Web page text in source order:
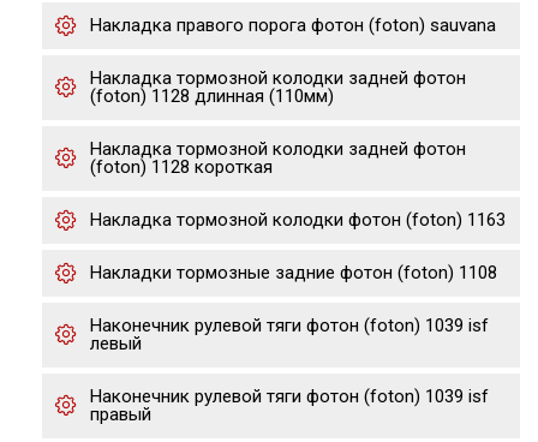
Накладка правого порога фотон (foton) sauvana
Накладка тормозной колодки задней фотон
(foton) 1128 длинная (110мм)
Накладка тормозной колодки задней фотон
(foton) 1128 короткая
Накладка тормозной колодки фотон (foton) 1163
Накладки тормозные задние фотон (foton) 1108
Наконечник рулевой тяги фотон (foton) 1039 isf
левый
Наконечник рулевой тяги фотон (foton) 1039 isf
правый